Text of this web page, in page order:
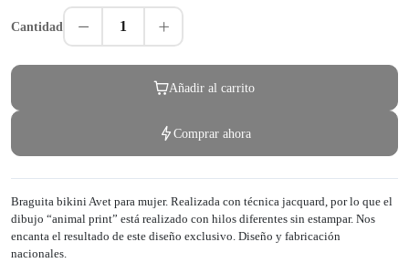
Cantidad 1
Añadir al carrito
Comprar ahora
Braguita bikini Avet para mujer. Realizada con técnica jacquard, por lo que el
dibujo “animal print” está realizado con hilos diferentes sin estampar. Nos
encanta el resultado de este diseño exclusivo. Diseño y fabricación
nacionales.